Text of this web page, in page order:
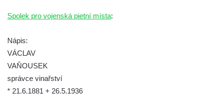
Kenotaf Jana Mojžiše na hřbitově ve
Velešíně
Kenotaf Josefa Jílka na hřbitově ve
Velešíně
Spolek pro vojenská pietní místa:
Nápis:
VÁCLAV
VAŇOUSEK
správce vinařství
* 21.6.1881 + 26.5.1936